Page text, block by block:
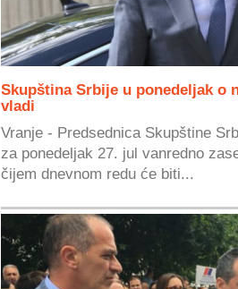
Skupština Srbije u ponedeljak o
vladi
Vranje - Predsednica Skupštine
za ponedeljak 27. jul vanredno
čijem dnevnom redu će biti...